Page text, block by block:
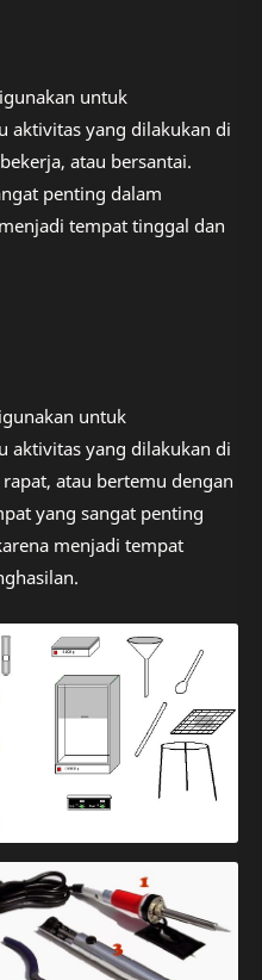
untuk
aktivitas yang dilakukan di
atau bersantai.
penting dalam
tempat tinggal dan
untuk
aktivitas yang dilakukan di
atau bertemu dengan
yang sangat penting
menjadi tempat